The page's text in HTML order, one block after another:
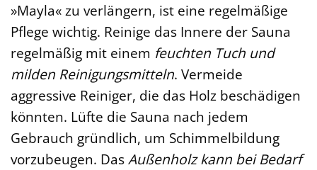
»Mayla« zu verlängern, ist eine regelmäßige
Pflege wichtig. Reinige das Innere der Sauna
regelmäßig mit einem feuchten Tuch und
milden Reinigungsmitteln. Vermeide
aggressive Reiniger, die das Holz beschädigen
könnten. Lüfte die Sauna nach jedem
Gebrauch gründlich, um Schimmelbildung
vorzubeugen. DasAußenholz kann bei Bedarf